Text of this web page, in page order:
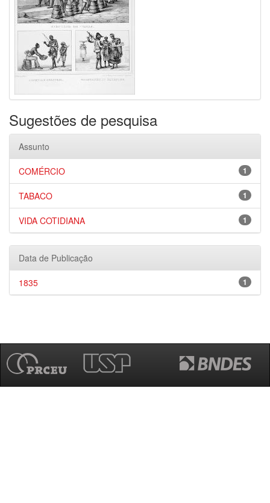
Sugestões de pesquisa
Assunto
1
COMÉRCIO
1
TABACO
1
VIDA COTIDIANA
Data de Publicação
1
1835